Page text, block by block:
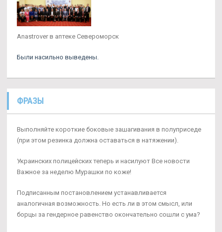
Anastrover в аптеке Североморск
Были насильно выведены.
ФРАЗЫ
Выполняйте короткие боковые зашагивания в полуприседе
(при этом резинка должна оставаться в натяжении).
Украинских полицейских теперь и насилуют Все новости
Важное за неделю Мурашки по коже!
Подписанным постановлением устанавливается
аналогичная возможность. Но есть ли в этом смысл, или
борцы за гендерное равенство окончательно сошли с ума?